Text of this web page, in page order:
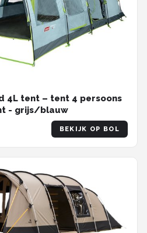
4L tent – tent 4 persoons
- grijs/blauw
BEKIJK OP BOL